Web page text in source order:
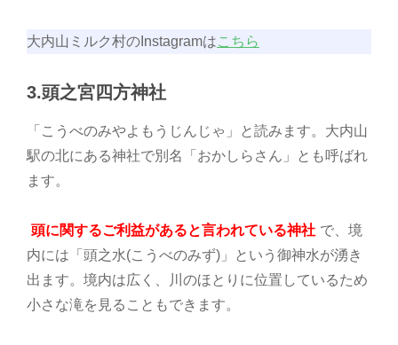
大内山ミルク村のInstagramはこちら
3.頭之宮四方神社
「こうべのみやよもうじんじゃ」と読みます。大内山
駅の北にある神社で別名「おかしらさん」とも呼ばれ
ます。
頭に関するご利益があると言われている神社 で、境
内には「頭之水(こうべのみず)」という御神水が湧き
出ます。境内は広く、川のほとりに位置しているため
小さな滝を見ることもできます。